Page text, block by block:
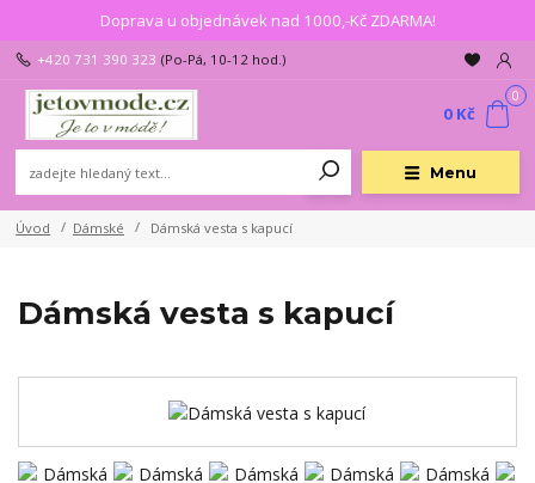
Doprava u objednávek nad 1000,-Kč ZDARMA!
Menu
+420 731 390 323 (Po-Pá, 10-12 hod.)
0
0 Kč
Úvod Dámské Dámská vesta s kapucí
Dámská vesta s kapucí